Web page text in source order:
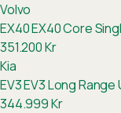
Volvo
EX40EX40 Core
351.200Kr
Kia
EV3EV3 Long
344.999Kr